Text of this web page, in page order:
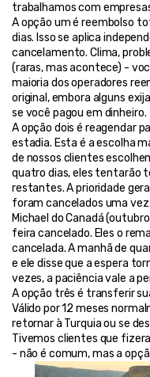
trabalhamos com
A opção um é reembolso
dias. Isso se aplica
cancelamento. Clima,
(raras, mas acontece) -
maioria dos operadores
original, embora alguns
se você pagou em dinheiro.
A opção dois é reagendar
estadia. Esta é a escolha
de nossos clientes
quatro dias, eles tentarão
restantes. A prioridade
foram cancelados uma vez.
Michael do Canadá
feira cancelado. Eles o
cancelada. A manhã de
e ele disse que a espera
vezes, a paciência vale a
A opção três é transferir
Válido por 12 meses
retornar à Turquia ou se
Tivemos clientes que
- não é comum, mas a